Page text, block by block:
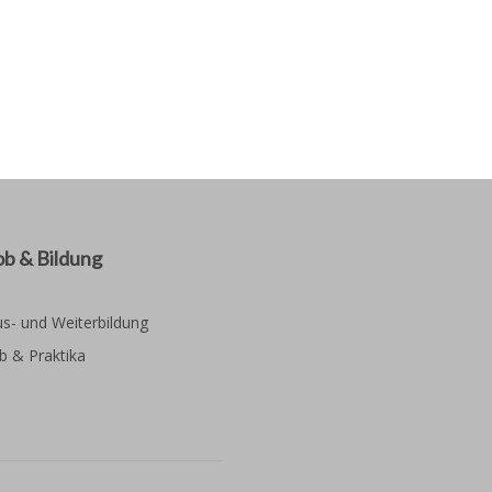
& Bildung
und Weiterbildung
& Praktika